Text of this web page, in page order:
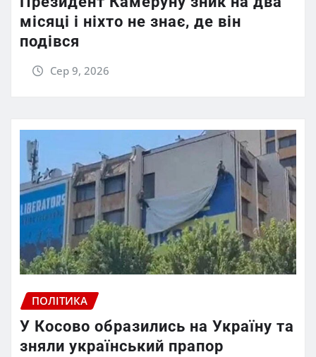
місяці і ніхто не знає, де він
подівся
Сер 9, 2026
ПОЛІТИКА
У Косово образились на Україну та
зняли український прапор